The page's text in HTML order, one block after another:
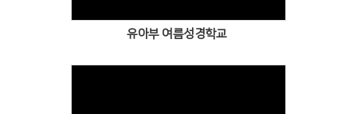
유아부 여름성경학교